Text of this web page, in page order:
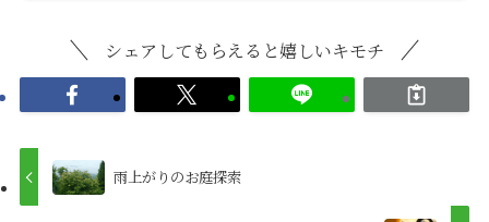
シェアしてもらえると嬉しいキモチ
雨上がりのお庭探索